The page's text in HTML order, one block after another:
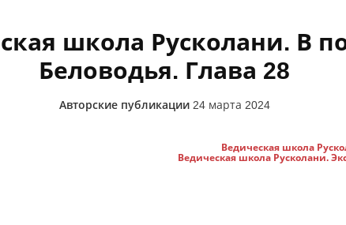
школа Русколани. В
Беловодья. Глава 28
Авторские публикации 24 марта 2024
Ведическая школа
Ведическая школа Русколани.